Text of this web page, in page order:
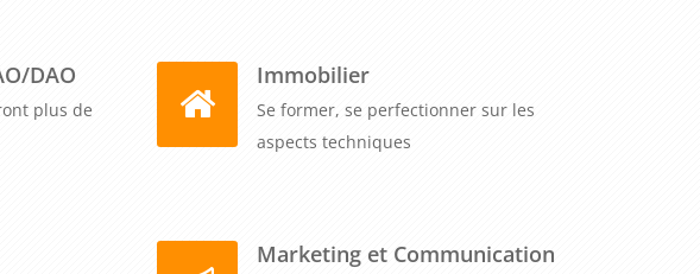
DAO
plus de
Immobilier
Se former, se perfectionner sur les
aspects techniques
Marketing et Communication